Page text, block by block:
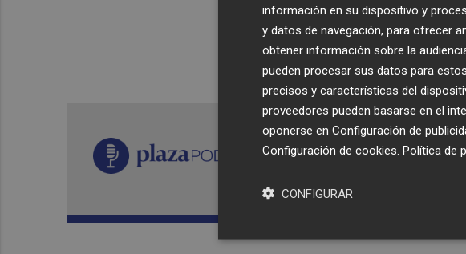
Recibe
Plaza
información en su dispositivo y
y datos de navegación, para ofrecer
obtener información sobre la
pueden procesar sus datos para
precisos y características del
proveedores pueden basarse en el
oponerse en Configuración de
Configuración de cookies Política de
CONFIGURAR